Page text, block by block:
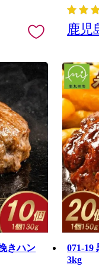
鹿児
きハン
071-19
3kg